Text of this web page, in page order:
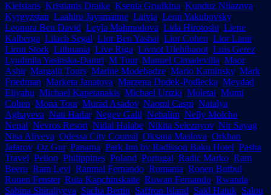
Kleisiaris, Kristianis Draike, Ksenia Grudkina, Kunduz Niiazova,
Kyrgyzstan, Laahiru Jayamanne, Latvia, Leon Yakubovsky,
Leonora Ben David, Leyla Mahmodova, Lida Hirotoshi, Liene
Kalberga, Lilach Segal, Lior Ben Yashai, Lior Cohen, Lior Lanir,
Liron Stork, Lithuania, Live Riga, Livnot Ulehibanot, Luis Gerez,
Lyudmila Yasinska-Damri, M Tour, Manuel Cimadevilla, Maor
Ashir, Margalit Tours, Marine Modebadze, Mario Kaminsky, Mark
Friedman, Marketa Janatova, Marzena Dudek-Podlecka, Meydad
Eliyahu, Michael Kapetanakis, Michael Urizki, Moletai, Momi
Cohen, Mona Tour, Murad Asadov, Naomi Caspi, Natalya
Aghayeva, Nati Hadar, Negev Galil, Nehalim, Nelly Molcho,
Nepal, Nevros Resort, Nidal Halabe, Nikita Seleznyov, Nir Sayag,
Nisa Aliyeva, Odessa City Counsil, Oksana Maslova, Orkhan
Jafarov, Oz Gur, Panama, Park Inn by Radisson Baku Hotel, Pasha
Travel, Pelion, Philippines, Poland, Portugal, Radic Marko, Ram
Beeru, Ram Levi, Ranmal Fernando, Romania, Ronen Butbul,
Ronen Fenster, Ruta Kapchinskaite, Ruwan Fernando, Rwanda,
Sabina Shiraliyeva, Sacha Bertin, Saffron Island, Said Hatuk, Salou